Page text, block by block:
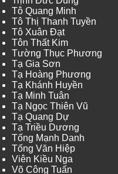
Tô Quang Minh
Tô Thị Thanh Tuyền
Tô Xuân Đạt
Tôn Thất Kim
Tường Thục Phương
Tạ Gia Sơn
Tạ Hoàng Phương
Tạ Khánh Huyền
Tạ Minh Tuân
Tạ Ngọc Thiên Vũ
Tạ Quang Dự
Tạ Triều Dương
Tống Mạnh Danh
Tống Văn Hiệp
Viên Kiều Nga
Võ Công Tuấn